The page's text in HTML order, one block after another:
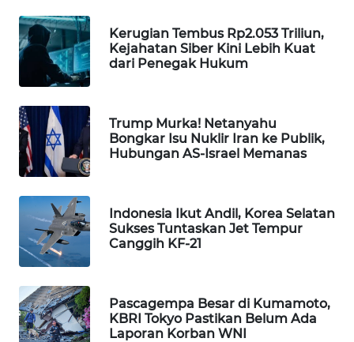
Kerugian Tembus Rp2.053 Triliun,
Kejahatan Siber Kini Lebih Kuat
dari Penegak Hukum
Trump Murka! Netanyahu
Bongkar Isu Nuklir Iran ke Publik,
Hubungan AS-Israel Memanas
Indonesia Ikut Andil, Korea Selatan
Sukses Tuntaskan Jet Tempur
Canggih KF-21
Pascagempa Besar di Kumamoto,
KBRI Tokyo Pastikan Belum Ada
Laporan Korban WNI
WAHANA
PERSONA
WAHANA
OTOMOTIF
WAHANA
WAHANA
DESA
WISATA
LAPAK
WAHANA